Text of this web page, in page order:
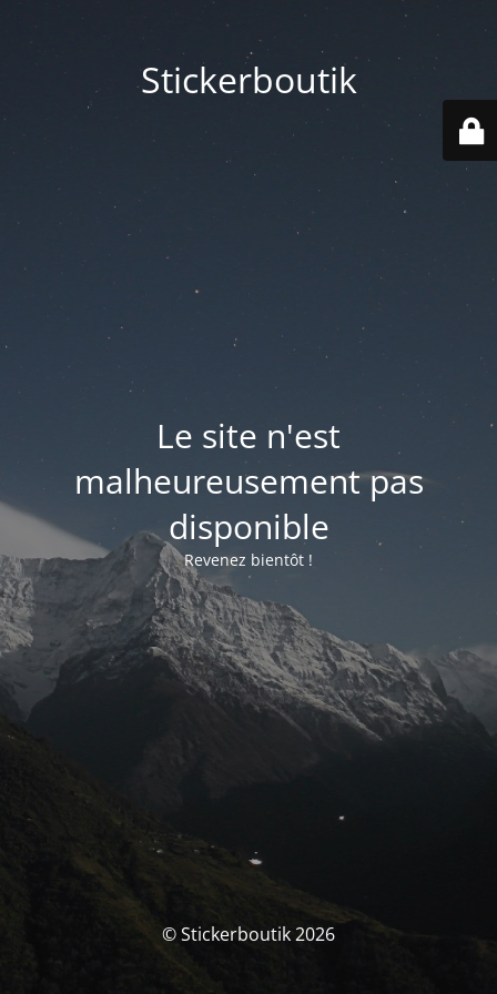
Stickerboutik
Le site n'est
malheureusement pas
disponible
Revenez bientôt !
© Stickerboutik 2026